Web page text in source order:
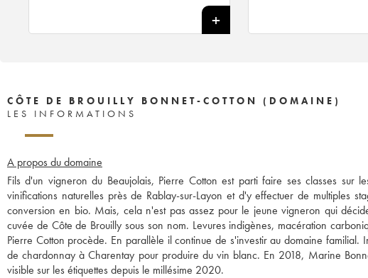
CÔTE DE BROUILLY BONNET-COTTON (DOMAINE)
LES INFORMATIONS
A propos du domaine
Fils d'un vigneron du Beaujolais, Pierre Cotton est parti faire ses classes
vinifications naturelles près de Rablay-sur-Layon et d'y effectuer de multiples
conversion en bio. Mais, cela n'est pas assez pour le jeune vigneron qui
cuvée de Côte de Brouilly sous son nom. Levures indigènes, macération
Pierre Cotton procède. En parallèle il continue de s'investir au domaine
de chardonnay à Charentay pour produire du vin blanc. En 2018, Marine
visible sur les étiquettes depuis le millésime 2020.